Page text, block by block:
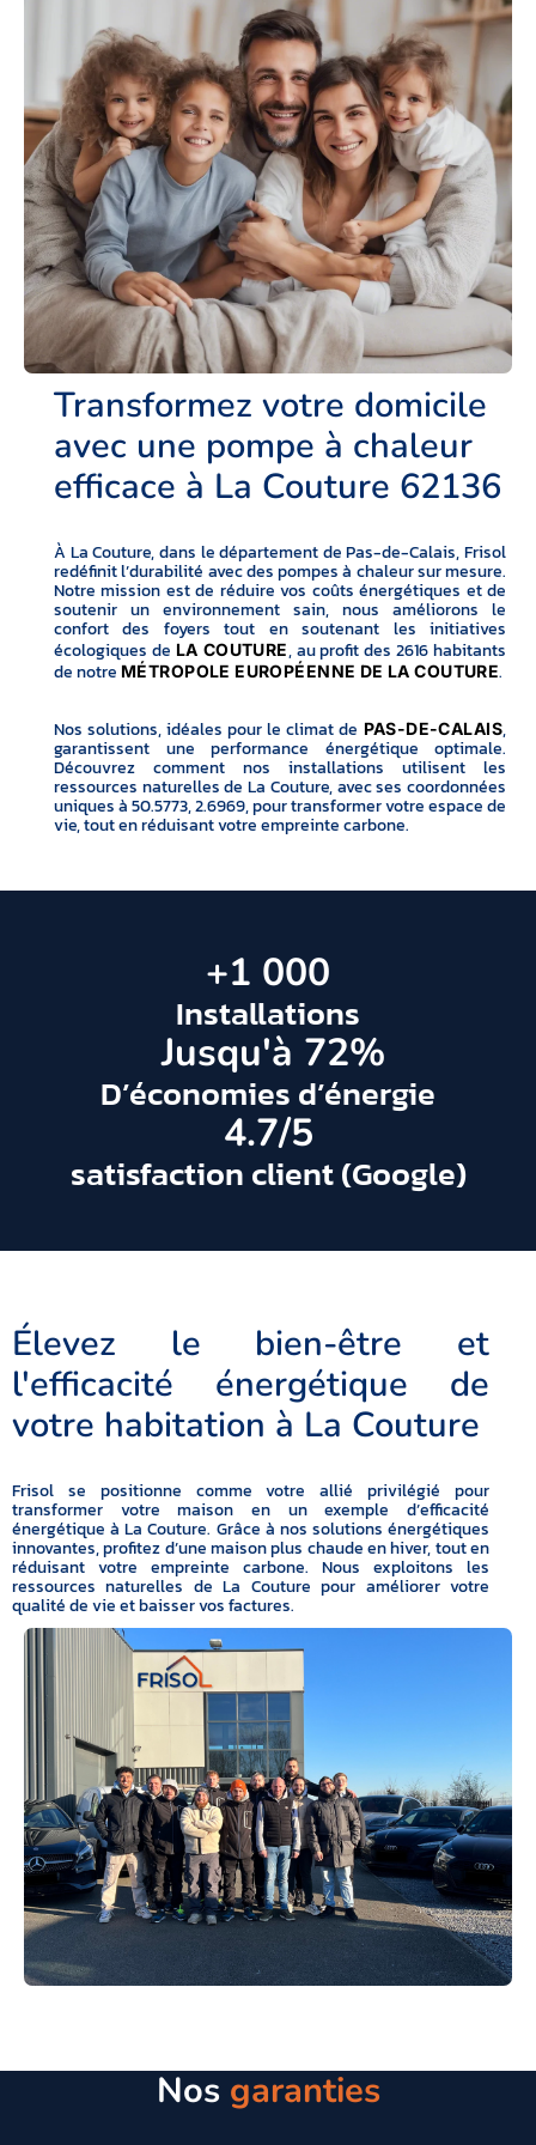
Transformez votre domicile
avec une pompe à chaleur
efficace à La Couture 62136
À La Couture, dans le département de Pas-de-Calais, Frisol
redéfinit l’durabilité avec des pompes à chaleur sur mesure.
Notre mission est de réduire vos coûts énergétiques et de
soutenir un environnement sain, nous améliorons le
confort des foyers tout en soutenant les initiatives
écologiques de LA COUTURE, au profit des 2616 habitants
de notre MÉTROPOLE EUROPÉENNE DE LA COUTURE.
Nos solutions, idéales pour le climat de PAS-DE-CALAIS,
garantissent une performance énergétique optimale.
Découvrez comment nos installations utilisent les
ressources naturelles de La Couture, avec ses coordonnées
uniques à 50.5773, 2.6969, pour transformer votre espace de
vie, tout en réduisant votre empreinte carbone.
Installations
+1 000
D’économies d’énergie
Jusqu'à 72%
satisfaction client (Google)
4.7/5
Élevez le bien-être et
l'efficacité énergétique de
votre habitation à La Couture
Frisol se positionne comme votre allié privilégié pour
transformer votre maison en un exemple d’efficacité
énergétique à La Couture. Grâce à nos solutions énergétiques
innovantes, profitez d’une maison plus chaude en hiver, tout en
réduisant votre empreinte carbone. Nous exploitons les
ressources naturelles de La Couture pour améliorer votre
qualité de vie et baisser vos factures.
Nos garanties